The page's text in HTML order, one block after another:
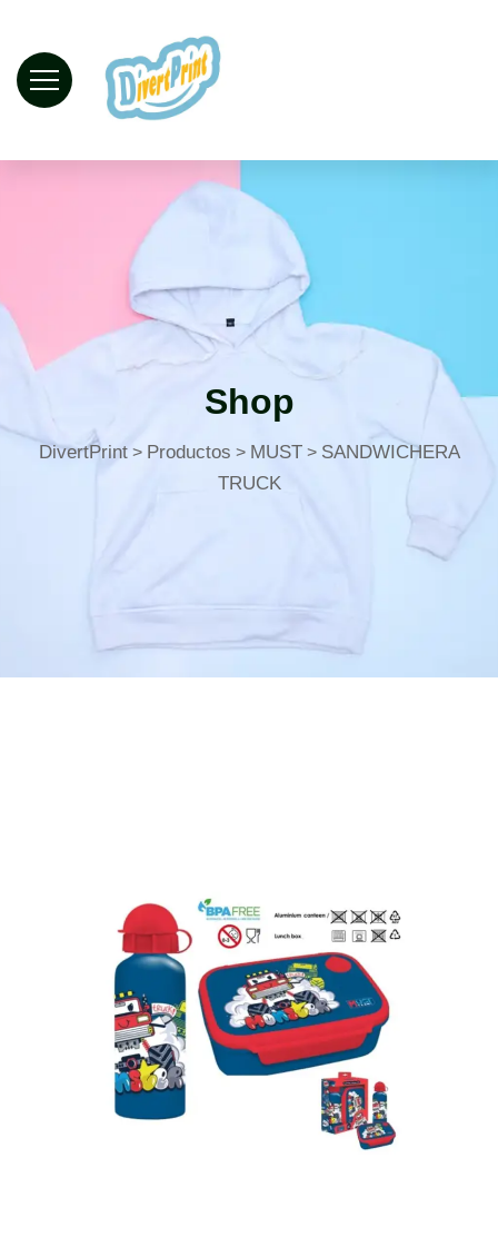
Shop
DivertPrint> Productos > MUST> SANDWICHERA
TRUCK